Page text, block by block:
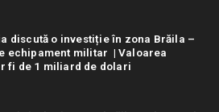
discută o investiție în zona Brăila –
echipament militar | Valoarea
fi de 1 miliard de dolari